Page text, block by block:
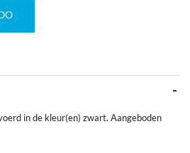
in de kleur(en) zwart. Aangeboden